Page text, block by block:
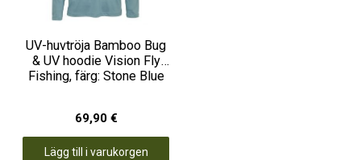
UV-huvtröja Bamboo Bug
& UV hoodie Vision Fly
Fishing, färg: Stone Blue
69,90 €
Lägg till i varukorgen